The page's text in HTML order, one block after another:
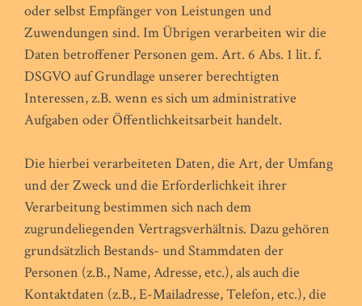
oder selbst Empfänger von Leistungen und
Zuwendungen sind. Im Übrigen verarbeiten wir die
Daten betroffener Personen gem. Art. 6 Abs. 1 lit. f.
DSGVO auf Grundlage unserer berechtigten
Interessen, z.B. wenn es sich um administrative
Aufgaben oder Öffentlichkeitsarbeit handelt.
Die hierbei verarbeiteten Daten, die Art, der Umfang
und der Zweck und die Erforderlichkeit ihrer
Verarbeitung bestimmen sich nach dem
zugrundeliegenden Vertragsverhältnis. Dazu gehören
grundsätzlich Bestands- und Stammdaten der
Personen (z.B., Name, Adresse, etc.), als auch die
Kontaktdaten (z.B., E-Mailadresse, Telefon, etc.), die